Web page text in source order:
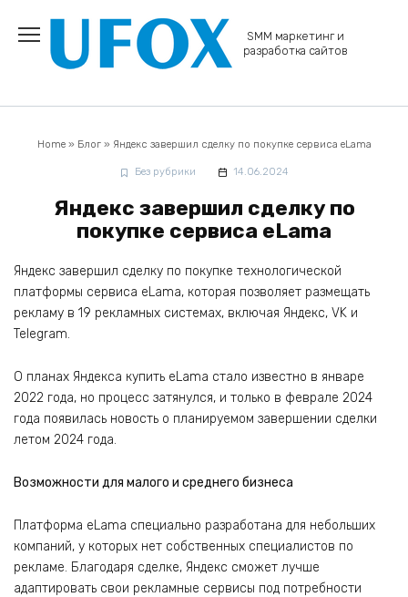
содержанию
SMM маркетинг и
разработка сайтов
Home» Блог» Яндекс завершил сделку по покупке сервиса eLama
Без рубрики 14.06.2024
Яндекс завершил сделку по
покупке сервиса eLama
Яндекс завершил сделку по покупке технологической
платформы сервиса eLama, которая позволяет размещать
рекламу в 19 рекламных системах, включая Яндекс, VK и
Telegram.
О планах Яндекса купить eLama стало известно в январе
2022 года, но процесс затянулся, и только в феврале 2024
года появилась новость о планируемом завершении сделки
летом 2024 года.
Возможности для малого и среднего бизнеса
Платформа eLama специально разработана для небольших
компаний, у которых нет собственных специалистов по
рекламе. Благодаря сделке, Яндекс сможет лучше
адаптировать свои рекламные сервисы под потребности